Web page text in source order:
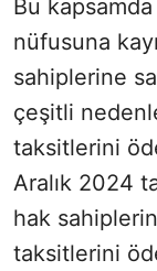
Bu
nüfusuna
sahiplerine
çeşitli
taksitlerini
Aralık 2024
hak
taksitlerini